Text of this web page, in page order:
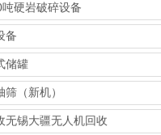
硬岩破碎设备
备
储罐
（新机）
无锡大疆无人机回收